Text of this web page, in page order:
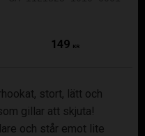
149 KR
stort, lätt och
gillar att skjuta!
och står emot lite